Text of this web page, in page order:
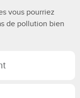
vous pourriez
de pollution bien